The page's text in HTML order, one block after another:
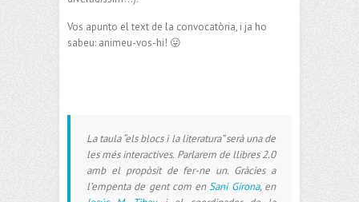
Vos apunto el text de la convocatòria, i ja ho
sabeu: animeu-vos-hi! 😛
La taula “els blocs i la literatura” serà una de
les més interactives. Parlarem de llibres 2.0
amb el propòsit de fer-ne un. Gràcies a
l’empenta de gent com enSani Girona, en